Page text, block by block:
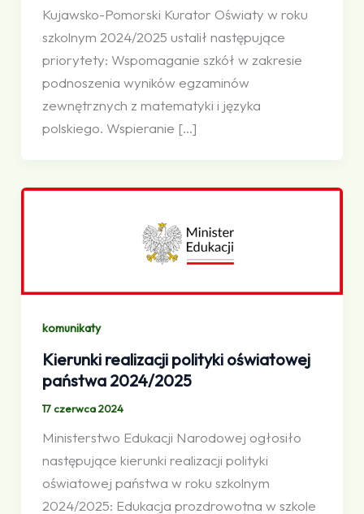
Kujawsko-Pomorski Kurator Oświaty w roku
szkolnym 2024/2025 ustalił następujące
priorytety: Wspomaganie szkół w zakresie
podnoszenia wyników egzaminów
zewnętrznych z matematyki i języka
polskiego. Wspieranie […]
komunikaty
Kierunki realizacji polityki oświatowej
państwa 2024/2025
17 czerwca 2024
Ministerstwo Edukacji Narodowej ogłosiło
następujące kierunki realizacji polityki
oświatowej państwa w roku szkolnym
2024/2025: Edukacja prozdrowotna w szkole